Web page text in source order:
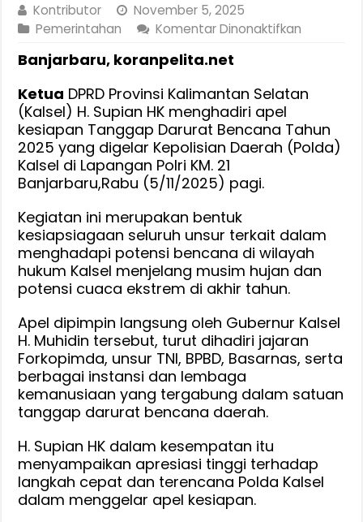
Kontributor
November 5, 2025
Pemerintahan
Komentar Dinonaktifkan
Hadiri
Apel
Tanggap
Darurat
Supian
HK
:
dan
Banjarbaru, koranpelita.net
Ketua DPRD Provinsi Kalimantan Selatan
(Kalsel) H. Supian HK menghadiri apel
kesiapan Tanggap Darurat Bencana Tahun
2025 yang digelar Kepolisian Daerah (Polda)
Kalsel di Lapangan Polri KM. 21
Banjarbaru,Rabu (5/11/2025) pagi.
Kegiatan ini merupakan bentuk
kesiapsiagaan seluruh unsur terkait dalam
menghadapi potensi bencana di wilayah
hukum Kalsel menjelang musim hujan dan
potensi cuaca ekstrem di akhir tahun.
Apel dipimpin langsung oleh Gubernur Kalsel
H. Muhidin tersebut, turut dihadiri jajaran
Forkopimda, unsur TNI, BPBD, Basarnas, serta
berbagai instansi dan lembaga
kemanusiaan yang tergabung dalam satuan
tanggap darurat bencana daerah.
H. Supian HK dalam kesempatan itu
menyampaikan apresiasi tinggi terhadap
langkah cepat dan terencana Polda Kalsel
dalam menggelar apel kesiapan.